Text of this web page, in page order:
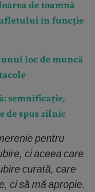
de toamnă
în funcție
loc de muncă
semnificație,
de spus zilnic
pentru
ci aceea care
curată, care
ci să mă apropie.